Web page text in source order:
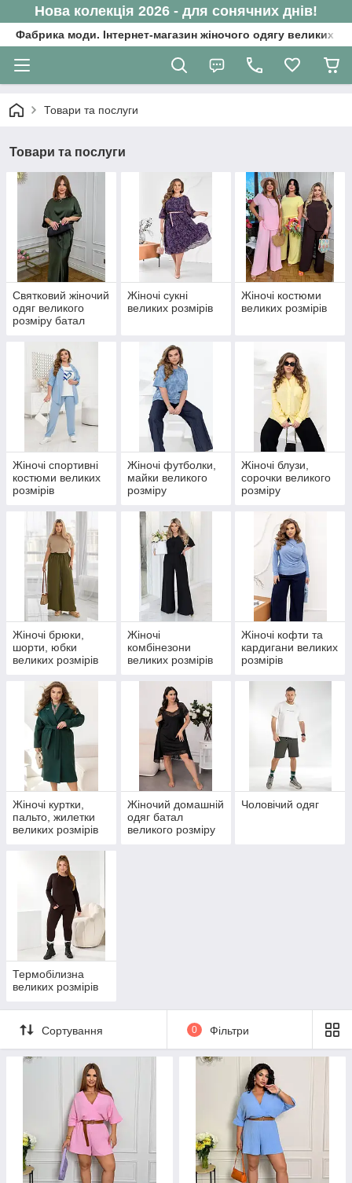
Нова колекція 2026 - для сонячних днів!
Фабрика моди. Інтернет-магазин жіночого одягу великих
Товари та послуги
Товари та послуги
Святковий жіночий
одяг великого
розміру батал
Жіночі сукні
великих розмірів
Жіночі костюми
великих розмірів
Жіночі спортивні
костюми великих
розмірів
Жіночі футболки,
майки великого
розміру
Жіночі блузи,
сорочки великого
розміру
Жіночі брюки,
шорти, юбки
великих розмірів
Жіночі
комбінезони
великих розмірів
Жіночі кофти та
кардигани великих
розмірів
Жіночі куртки,
пальто, жилетки
великих розмірів
Жіночий домашній
одяг батал
великого розміру
Чоловічий одяг
Термобілизна
великих розмірів
Сортування 0 Фільтри